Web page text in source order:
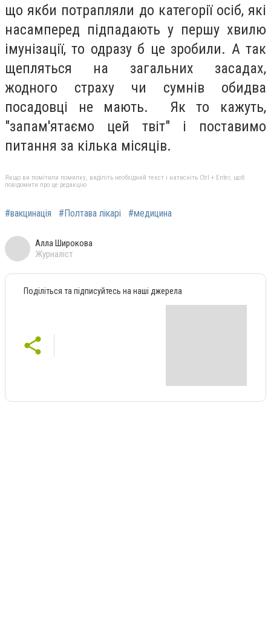
що якби потрапляли до категорії осіб, які
насамперед підпадають у першу хвилю
імунізації, то одразу б це зробили. А так
щепляться на загальних засадах,
жодного страху чи сумнів обидва
посадовці не мають. Як то кажуть,
"запам'ятаємо цей твіт" і поставимо
питання за кілька місяців.
Якщо ви помітили помилку, виділіть необхідний текст і натисніть Ctrl + Enter, щоб
повідомити про це редакцію
#вакцинація #Полтава лікарі #медицина
Алла Широкова
Журналіст
Поділіться та підписуйтесь на наші джерела